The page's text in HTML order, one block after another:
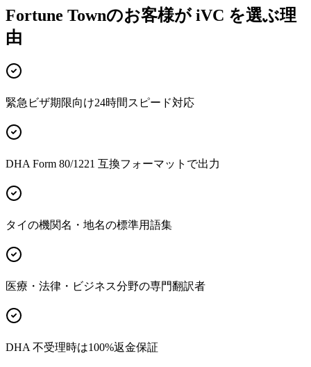
Fortune Townのお客様が iVC を選ぶ理
由
緊急ビザ期限向け24時間スピード対応
DHA Form 80/1221 互換フォーマットで出力
タイの機関名・地名の標準用語集
医療・法律・ビジネス分野の専門翻訳者
DHA 不受理時は100%返金保証